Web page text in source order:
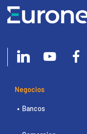
Negocios
Bancos